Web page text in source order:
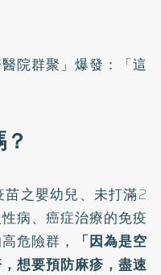
院群聚」爆發：「這
之嬰幼兒、未打滿2
病、癌症治療的免疫
危險群，
「因為是空
想要預防麻疹，盡速